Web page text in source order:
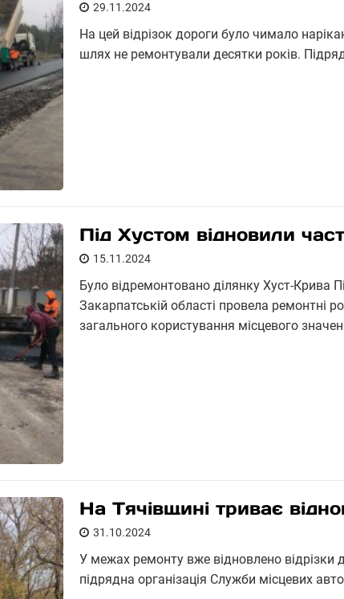
29.11.2024
На цей відрізок дороги було чимало
шлях не ремонтували десятки років.
Під Хустом відновили
15.11.2024
Було відремонтовано ділянку Хуст-Крива
Закарпатській області провела ремонтні
загального користування місцевого
На Тячівщині триває
31.10.2024
У межах ремонту вже відновлено відрізки
підрядна організація Служби місцевих